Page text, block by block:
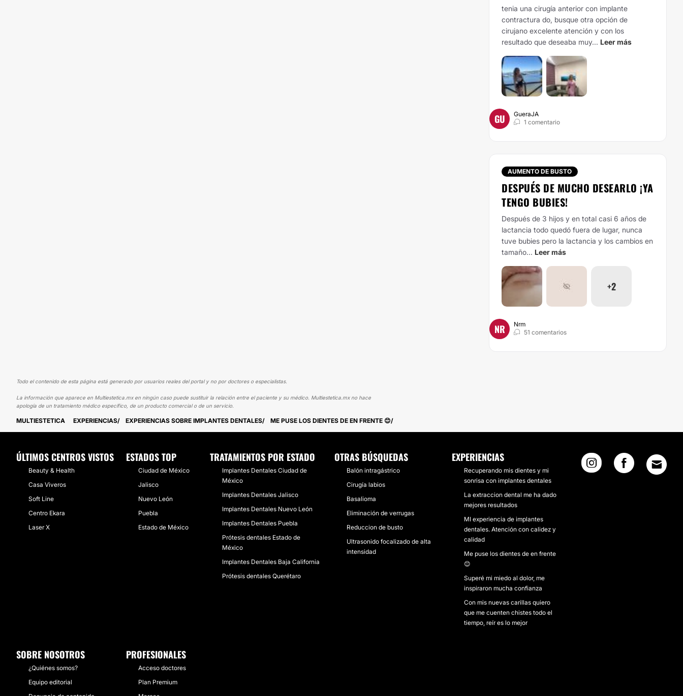
tenia una cirugía anterior con implante
contractura do, busque otra opción de
cirujano excelente atención y con los
resultado que deseaba muy... Leer más
GU
GueraJA
1 comentario
AUMENTO DE BUSTO
DESPUÉS DE MUCHO DESEARLO ¡YA
TENGO BUBIES!
Después de 3 hijos y en total casi 6 años de
lactancia todo quedó fuera de lugar, nunca
tuve bubies pero la lactancia y los cambios en
tamaño... Leer más
+2
NR
Nrm
51 comentarios
Todo el contenido de esta página está generado por usuarios reales del portal y no por doctores o especialistas.
La información que aparece en Multiestetica.mx en ningún caso puede sustituir la relación entre el paciente y su médico. Multiestetica.mx no hace
apología de un tratamiento médico específico, de un producto comercial o de un servicio.
MULTIESTETICA EXPERIENCIAS EXPERIENCIAS SOBRE IMPLANTES DENTALES ME PUSE LOS DIENTES DE EN FRENTE 😊
ÚLTIMOS CENTROS VISTOS
Beauty & Health
Casa Viveros
Soft Line
Centro Ekara
Laser X
ESTADOS TOP
Ciudad de México
Jalisco
Nuevo León
Puebla
Estado de México
TRATAMIENTOS POR ESTADO
Implantes Dentales Ciudad de
México
Implantes Dentales Jalisco
Implantes Dentales Nuevo León
Implantes Dentales Puebla
Prótesis dentales Estado de
México
Implantes Dentales Baja California
Prótesis dentales Querétaro
OTRAS BÚSQUEDAS
Balón intragástrico
Cirugía labios
Basalioma
Eliminación de verrugas
Reduccion de busto
Ultrasonido focalizado de alta
intensidad
EXPERIENCIAS
Recuperando mis dientes y mi
sonrisa con implantes dentales
La extraccion dental me ha dado
mejores resultados
MI experiencia de implantes
dentales. Atención con calidez y
calidad
Me puse los dientes de en frente
😊
Superé mi miedo al dolor, me
inspiraron mucha confianza
Con mis nuevas carillas quiero
que me cuenten chistes todo el
tiempo, reír es lo mejor
SOBRE NOSOTROS
¿Quiénes somos?
Equipo editorial
PROFESIONALES
Acceso doctores
Plan Premium